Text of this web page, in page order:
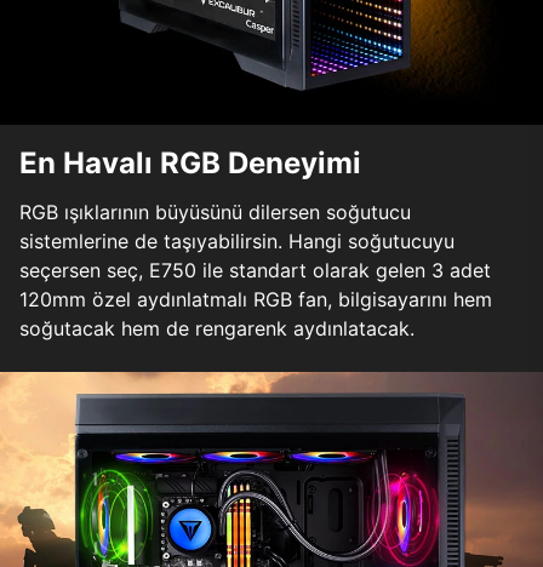
En Havalı RGB Deneyimi
RGB ışıklarının büyüsünü dilersen soğutucu
sistemlerine de taşıyabilirsin. Hangi soğutucuyu
seçersen seç, E750 ile standart olarak gelen 3 adet
120mm özel aydınlatmalı RGB fan, bilgisayarını hem
soğutacak hem de rengarenk aydınlatacak.